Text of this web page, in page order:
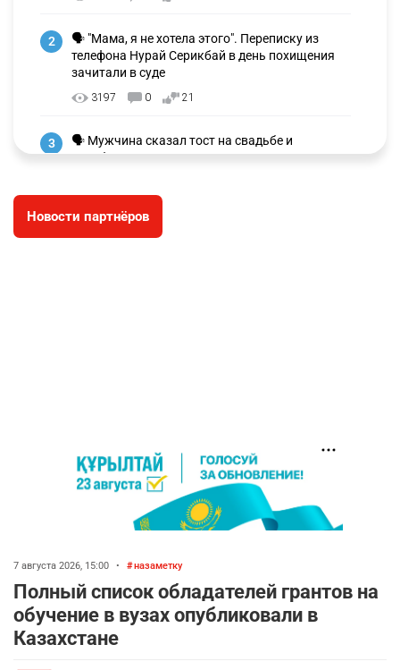
2
🗣 "Мама, я не хотела этого". Переписку из
телефона Нурай Серикбай в день похищения
зачитали в суде
3197 0 21
3
🗣 Мужчина сказал тост на свадьбе и
заработал уголовное дело
🐏 Скота больше, а мясо дороже. Почему в
Казахстане продолжают расти цены на
2763 2
🇫🇷 Клуб ПСЖ объявил об открытии своей
футбольной академии в Астане
8
🚗 Казахстанцев убедили оформить
автокредиты за вознаграждение
2727
Новости партнёров
7 августа 2026, 15:00 • назаметку
Полный список обладателей грантов на
обучение в вузах опубликовали в
Казахстане